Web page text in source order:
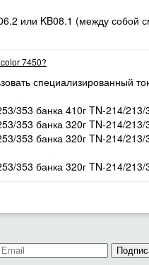
или KB08.1 (между собой
7450?
специализированный
353 банка 410г TN-214/
353 банка 320г TN-214/
353 банка 320г TN-214/
353 банка 320г TN-214/